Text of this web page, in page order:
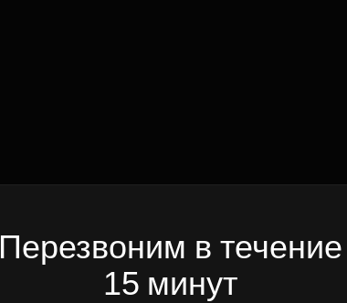
Перезвоним в течение
15 минут